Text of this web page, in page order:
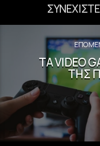
ΤΑ VIDEO
ΤΗΣ